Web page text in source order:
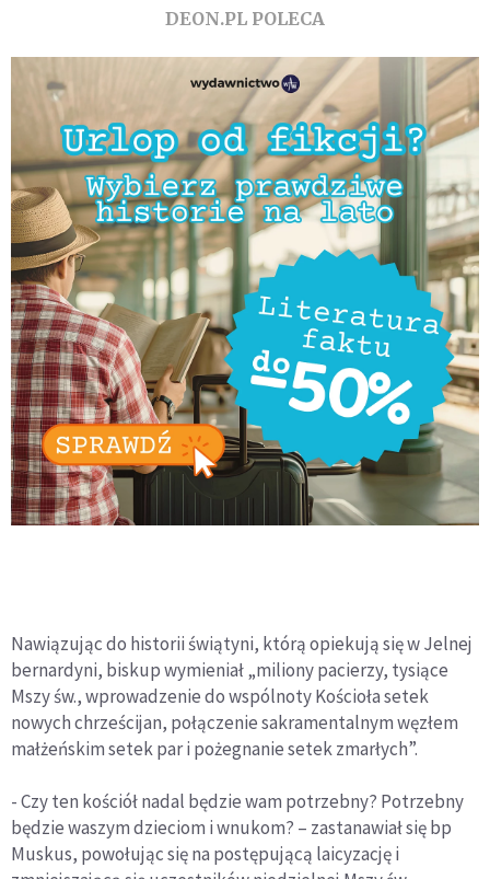
DEON.PL POLECA
Nawiązując do historii świątyni, którą opiekują się w Jelnej
bernardyni, biskup wymieniał „miliony pacierzy, tysiące
Mszy św., wprowadzenie do wspólnoty Kościoła setek
nowych chrześcijan, połączenie sakramentalnym węzłem
małżeńskim setek par i pożegnanie setek zmarłych”.
- Czy ten kościół nadal będzie wam potrzebny? Potrzebny
będzie waszym dzieciom i wnukom? – zastanawiał się bp
Muskus, powołując się na postępującą laicyzację i